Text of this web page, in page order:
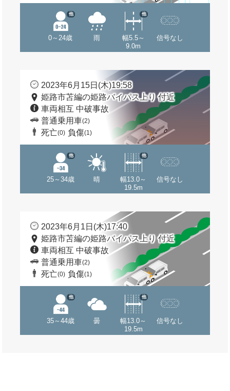
0～24歳
他
雨
幅5.5～
9.0m
他
信号なし
2023年6月15日(木)19:58
姫路市苫編の姫路バイパス上り 付近
車両相互 中破事故
普通乗用車(2)
死亡(0) 負傷(1)
25～34歳
他
晴
幅13.0～
19.5m
他
信号なし
2023年6月1日(木)17:40
姫路市苫編の姫路バイパス上り 付近
車両相互 中破事故
普通乗用車(2)
死亡(0) 負傷(1)
35～44歳
他
曇
幅13.0～
19.5m
他
信号なし